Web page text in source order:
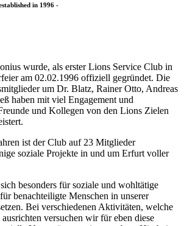
in 1996 -
wurde, als erster Lions Service Club in
am 02.02.1996 offiziell gegründet. Die
um Dr. Blatz, Rainer Otto, Andreas
haben mit viel Engagement und
und Kollegen von den Lions Zielen
ist der Club auf 23 Mitglieder
soziale Projekte in und um Erfurt voller
besonders für soziale und wohltätige
benachteiligte Menschen in unserer
Bei verschiedenen Aktivitäten, welche
versuchen wir für eben diese